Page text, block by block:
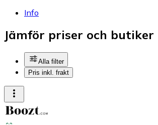
Info
Jämför priser och butiker
Alla filter
Pris inkl. frakt